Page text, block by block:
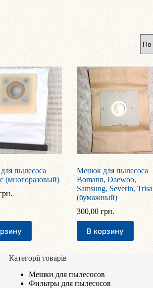
пылесоса
(многоразовый)
Мешок для пылесоса
Bomann, Daewoo,
Samsung, Severin, Trisa
(бумажный)
300,00грн.
В корзину
Категорії товарів
Мешки для пылесосов
Фильтры для пылесосов